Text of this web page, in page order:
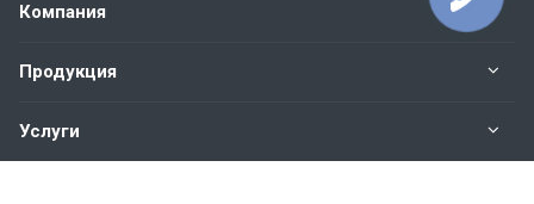
Компания
Продукция
Услуги